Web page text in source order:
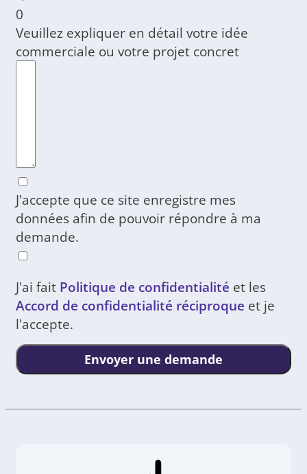
0
Veuillez expliquer en détail votre idée
commerciale ou votre projet concret
J'accepte que ce site enregistre mes
données afin de pouvoir répondre à ma
demande.
J'ai fait Politique de confidentialité et les
Accord de confidentialité réciproque et je
l'accepte.
Envoyer une demande